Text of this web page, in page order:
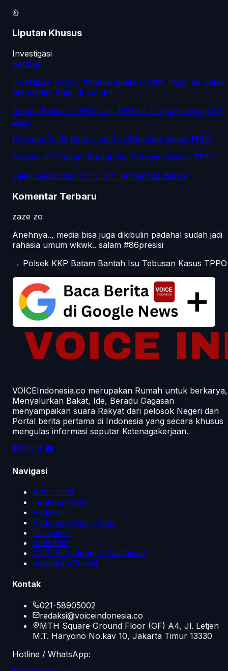
Liputan Khusus
Investigasi
Semua
Investigasi Bocor, Keberangkatan CPMI Ilegal ke Qatar
Mendadak Batal di Soetta!
Diduga Korban TPPO Irak, PMI NTT Dipaksa Kerja 20
Jam
Propam Polda Kepri Usut Isu Tebusan Kasus TPPO
Polsek KKP Batam Bantah Isu Tebusan Kasus TPPO
Jejak Gelap Bos TPPO MY Terhenti Di Batam
Komentar Terbaru
zaze zo
Anehnya.., media bisa juga dikibulin padahal sudah jadi
rahasia umum wkwk.. salam #86presisi
→ Polsek KKP Batam Bantah Isu Tebusan Kasus TPPO
VOICEIndonesia.co merupakan Rumah untuk berkarya,
Menyalurkan Bakat, Ide, Beradu Gagasan
menyampaikan suara Rakyat dari pelosok Negeri dan
Portal berita pertama di Indonesia yang secara khusus
mengulas informasi seputar Ketenagakerjaan.
Navigasi
Anti-TPPO
Tentang Kami
Redaksi
Pedoman Media Siber
Disclaimer
Kode Etik
SOP Perlindungan Wartawan
Kebijakan Privasi
Kontak
021-58905002
redaksi@voiceindonesia.co
MTH Square Ground Floor (GF) A4, Jl. Letjen
M.T. Haryono No.kav 10, Jakarta Timur 13330
Hotline / WhatsApp: